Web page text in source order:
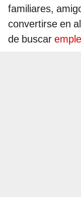
familiares,
convertirse en
de buscar